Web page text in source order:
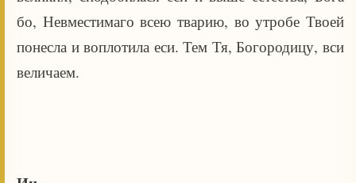
бо, Невместимаго всею тварию, во утробе Твоей
понесла и воплотила еси. Тем Тя, Богородицу, вси
величаем.